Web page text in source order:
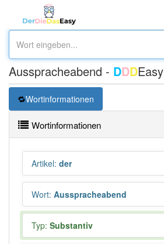
Ausspracheabend - DDDEasy
Wortinformationen
Wortinformationen
Artikel: der
Wort: Ausspracheabend
Typ: Substantiv